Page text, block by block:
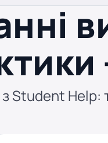
Student Help: